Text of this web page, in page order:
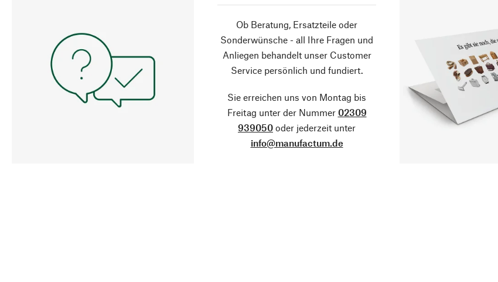
Ob Beratung, Ersatzteile oder
Sonderwünsche - all Ihre Fragen und
Anliegen behandelt unser Customer
Service persönlich und fundiert.
Sie erreichen uns von Montag bis
Freitag unter der Nummer 02309
939050 oder jederzeit unter
info@manufactum.de